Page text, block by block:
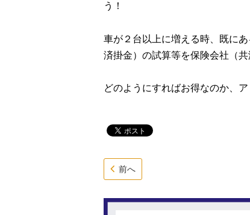
う！
車が２台以上に増える時、既に
済掛金）の試算等を保険会社（
どのようにすればお得なのか、
前へ